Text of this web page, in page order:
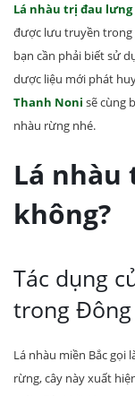
Lá nhàu trị đau lưng
được lưu truyền trong
bạn cần phải biết sử
dược liệu mới phát
Thanh Noni sẽ cùng
nhàu rừng nhé.
Lá
không?
Tác dụng
trong
Lá nhàu miền Bắc gọi
rừng, cây này xuất